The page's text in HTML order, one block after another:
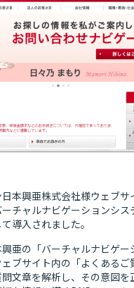
本興亜株式会社様ウェブ
チャルナビゲーションシ
導入されました。
亜の「バーチャルナビゲー
ブサイト内の「よくあるご
文章を解析し、その意図を